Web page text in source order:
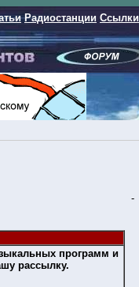
Радиостанции Ссылки
-
программ и
рассылку.